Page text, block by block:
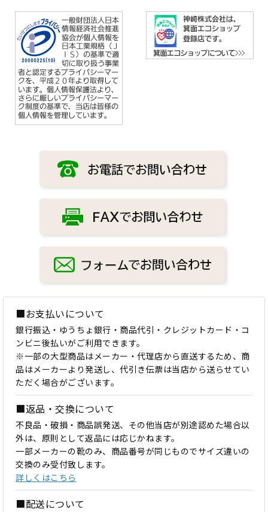
■お支払いについて
銀行振込・ゆうちょ銀行・商品代引・クレジットカード・コ
ンビニ後払いがご利用できます。
※一部の大型商品はメーカー・代理店から直送するため、商
品はメーカーより発送し、代引き伝票は当店から送らせてい
ただく場合がございます。
■返品・交換について
不良品・破損・商品誤発送、その他当店が別途認めた場合以
外は、原則として返品には応じかねます。
一部メーカーの靴のみ、商品番号が同じものでサイズ違いの
交換のみ受付致します。
詳しくはこちら
■配送について